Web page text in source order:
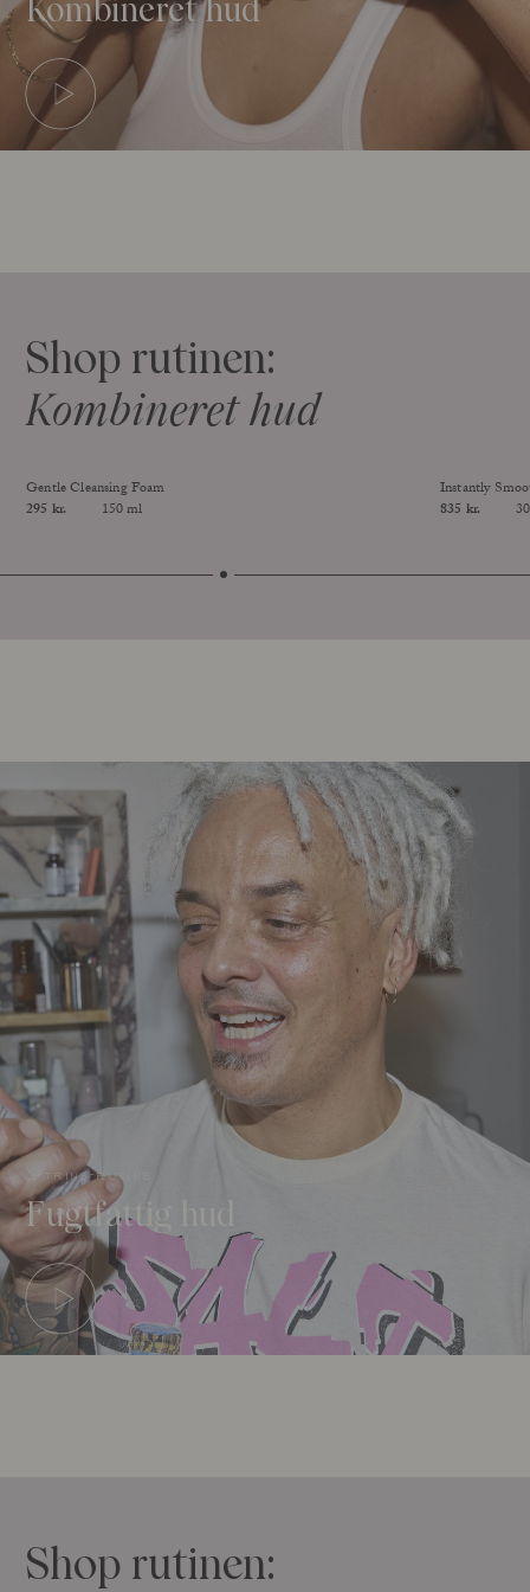
Kombineret hud
Shop rutinen:
Kombineret hud
Gentle Cleansing Foam
Price
295 kr.
150 ml
Instantly
Price
835 kr.
3-trins-rutine
Fugtfattig hud
Shop rutinen: